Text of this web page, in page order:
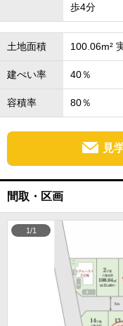
歩4分
土地面積 100.06m²
建ぺい率 40％
容積率 80％
見
間取・区画
1/1